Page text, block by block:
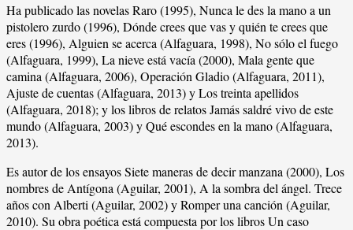
Ha publicado las novelas Raro (1995), Nunca le des la mano a un
pistolero zurdo (1996), Dónde crees que vas y quién te crees que
eres (1996), Alguien se acerca (Alfaguara, 1998), No sólo el fuego
(Alfaguara, 1999), La nieve está vacía (2000), Mala gente que
camina (Alfaguara, 2006), Operación Gladio (Alfaguara, 2011),
Ajuste de cuentas (Alfaguara, 2013) y Los treinta apellidos
(Alfaguara, 2018); y los libros de relatos Jamás saldré vivo de este
mundo (Alfaguara, 2003) y Qué escondes en la mano (Alfaguara,
2013).
Es autor de los ensayos Siete maneras de decir manzana (2000), Los
nombres de Antígona (Aguilar, 2001), A la sombra del ángel. Trece
años con Alberti (Aguilar, 2002) y Romper una canción (Aguilar,
2010). Su obra poética está compuesta por los libros Un caso